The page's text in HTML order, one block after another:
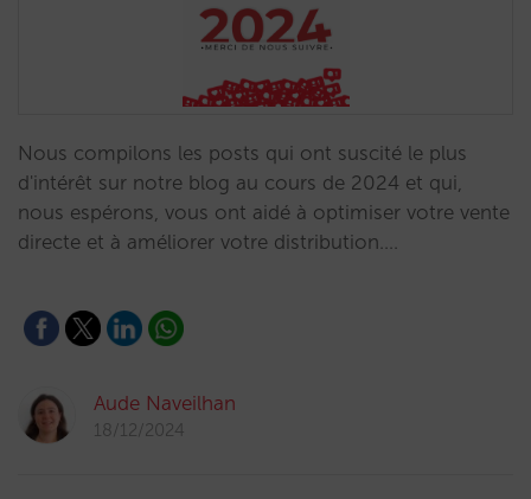
Nous compilons les posts qui ont suscité le plus
d'intérêt sur notre blog au cours de 2024 et qui,
nous espérons, vous ont aidé à optimiser votre vente
directe et à améliorer votre distribution.…
Aude Naveilhan
18/12/2024